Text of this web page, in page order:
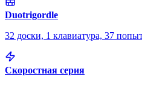
Duotrigordle
32 доски, 1 клавиатура, 37
Скоростная серия